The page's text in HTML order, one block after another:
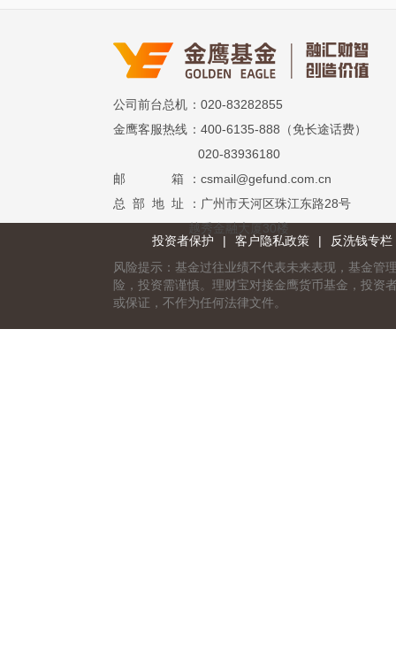
公司前台总机 ：020-83282855
金鹰客服热线 ：400-6135-888（免长途话费）
020-83936180
邮 箱
：csmail@gefund.com.cn
总 部 地 址
：广州市天河区珠江东路28号
越秀金融大厦30楼
投资者保护
| 客户隐私政策 |
反洗钱专栏
风险提示：基金过往业绩不代表未来表现，基金管
险，投资需谨慎。理财宝对接金鹰货币基金，投资
或保证，不作为任何法律文件。